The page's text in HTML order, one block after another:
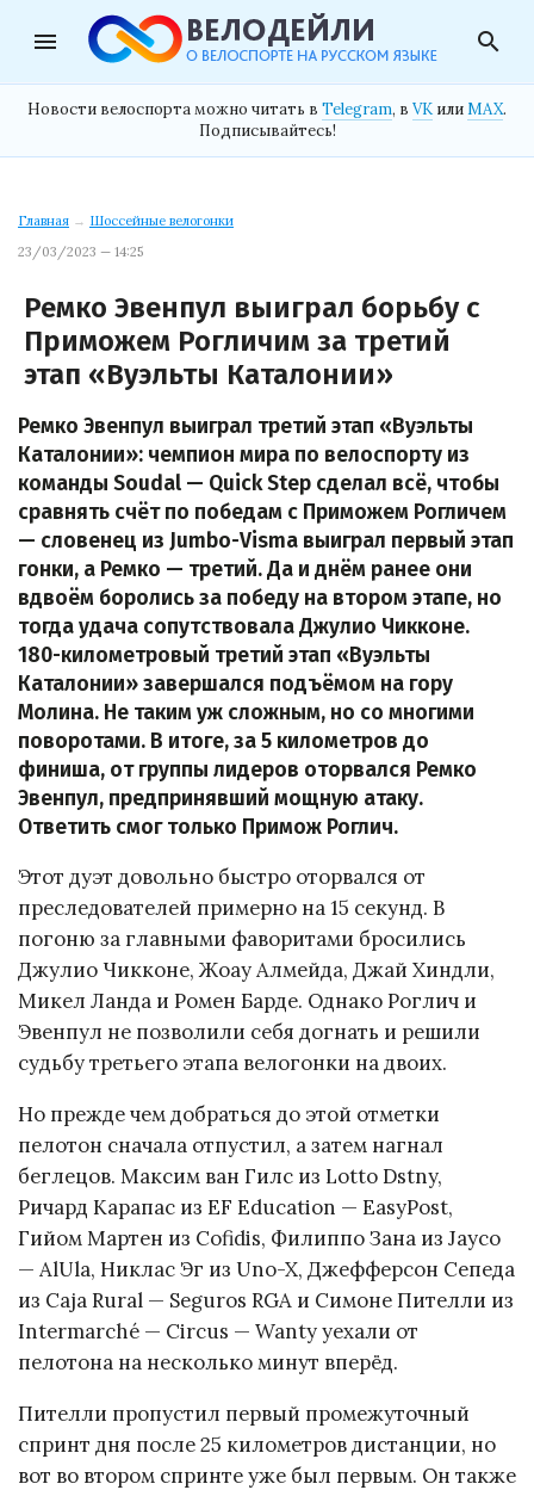
menu search
Новости велоспорта можно читать в Telegram, в VK илиMAX.
Подписывайтесь!
Главная → Шоссейные велогонки
23/03/2023 — 14:25
Ремко Эвенпул выиграл борьбу с
Приможем Рогличим за третий
этап «Вуэльты Каталонии»
Ремко Эвенпул выиграл третий этап «Вуэльты
Каталонии»: чемпион мира по велоспорту из
команды Soudal — Quick Step сделал всё, чтобы
сравнять счёт по победам с Приможем Рогличем
— словенец из Jumbo-Visma выиграл первый этап
гонки, а Ремко — третий. Да и днём ранее они
вдвоём боролись за победу на втором этапе, но
тогда удача сопутствовала Джулио Чикконе.
180-километровый третий этап «Вуэльты
Каталонии» завершался подъёмом на гору
Молина. Не таким уж сложным, но со многими
поворотами. В итоге, за 5 километров до
финиша, от группы лидеров оторвался Ремко
Эвенпул, предпринявший мощную атаку.
Ответить смог только Примож Роглич.
Этот дуэт довольно быстро оторвался от
преследователей примерно на 15 секунд. В
погоню за главными фаворитами бросились
Джулио Чикконе, Жоау Алмейда, Джай Хиндли,
Микел Ланда и Ромен Барде. Однако Роглич и
Эвенпул не позволили себя догнать и решили
судьбу третьего этапа велогонки на двоих.
Но прежде чем добраться до этой отметки
пелотон сначала отпустил, а затем нагнал
беглецов. Максим ван Гилс из Lotto Dstny,
Ричард Карапас из EF Education — EasyPost,
Гийом Мартен из Cofidis, Филиппо Зана из Jayco
— AlUla, Никлас Эг из Uno-X, Джефферсон Сепеда
из Caja Rural — Seguros RGA и Симоне Пителли из
Intermarché — Circus — Wanty уехали от
пелотона на несколько минут вперёд.
Пителли пропустил первый промежуточный
спринт дня после 25 километров дистанции, но
вот во втором спринте уже был первым. Он также